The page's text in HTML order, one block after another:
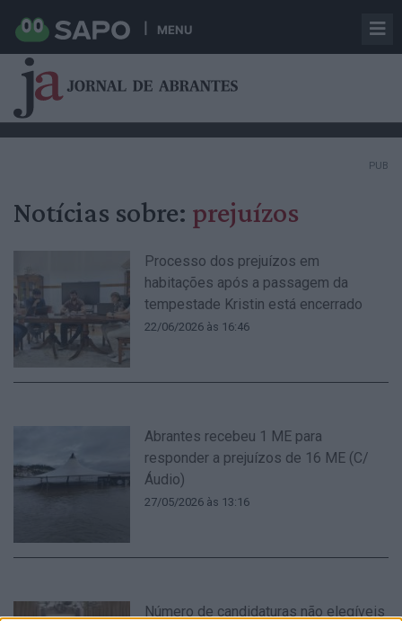
MENU
PUB
Notícias sobre: prejuízos
Processo dos prejuízos em
habitações após a passagem da
tempestade Kristin está encerrado
22/06/2026 às 16:46
Abrantes recebeu 1 ME para
responder a prejuízos de 16 ME (C/
Áudio)
27/05/2026 às 13:16
Número de candidaturas não elegíveis